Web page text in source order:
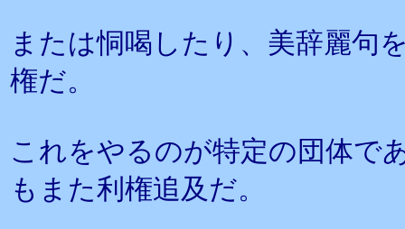
または恫喝したり、美辞麗句
権だ。
これをやるのが特定の団体で
もまた利権追及だ。